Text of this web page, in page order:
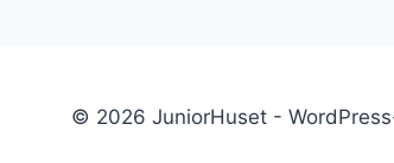
© 2026 JuniorHuset -